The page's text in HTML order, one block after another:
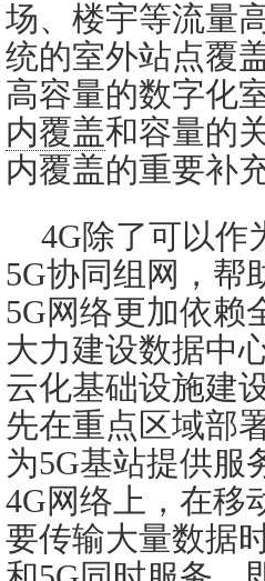
场、楼宇等流量
统的室外站点覆
高容量的数字化
内覆盖和容量的
内覆盖的重要补
4G除了可以作
5G协同组网，帮
5G网络更加依赖
大力建设数据中
云化基础设施建
先在重点区域部
为5G基站提供服
4G网络上，在移
要传输大量数据